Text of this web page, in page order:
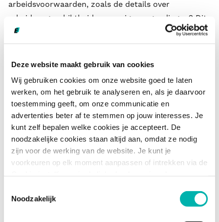
Deze website maakt gebruik van cookies
Wij gebruiken cookies om onze website goed te laten
werken, om het gebruik te analyseren en, als je daarvoor
toestemming geeft, om onze communicatie en
advertenties beter af te stemmen op jouw interesses. Je
kunt zelf bepalen welke cookies je accepteert. De
noodzakelijke cookies staan altijd aan, omdat ze nodig
zijn voor de werking van de website. Je kunt je
voorkeuren op elk moment aanpassen of intrekken via de
Noodzakelijk
arbeidsvoorwaarden, zoals de details over
arbeidsongeschiktheid en overige vergoedingen? Dit
lees je in ons begrip
arbeidsvoorwaarden in het
onderwijs. En wil je ECHT alle details zelf lezen, dan
Fun facts over de
onderwijs-cao:
De huidige cao primair onderwijs en cao
De onderwijs-cao's worden gevormd door